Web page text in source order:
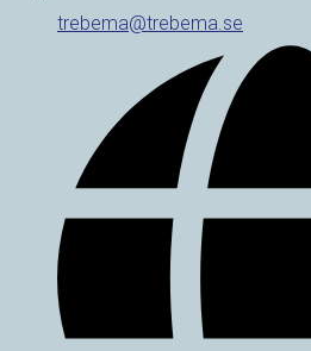
trebema@trebema.se